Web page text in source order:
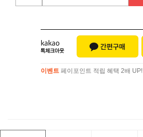
이벤트 페이포인트 적립 혜택 2배 UP!